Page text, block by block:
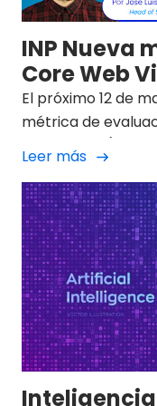
INP Nueva
Core Web
El próximo 12 de
métrica de
Google, INP
Leer más